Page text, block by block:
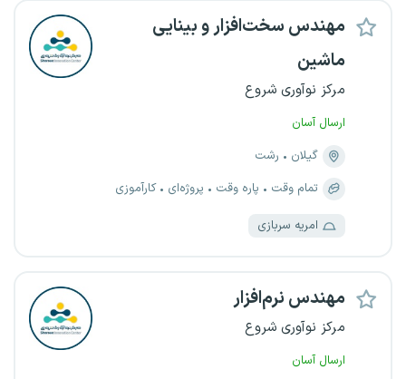
مهندس سخت‌افزار و بینایی
ماشین
مرکز نوآوری شروع
ارسال آسان
گیلان
رشت
تمام وقت
پاره وقت پروژه‌ای کارآموزی
امریه سربازی
مهندس نرم‌افزار
مرکز نوآوری شروع
ارسال آسان